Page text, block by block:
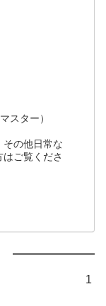
スター）
その他日常な
ご覧くださ
1